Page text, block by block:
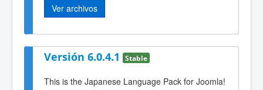
Ver archivos
Versión 6.0.4.1 Stable
This is the Japanese Language Pack for Joomla!